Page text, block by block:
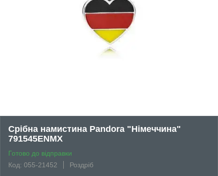
Срібна намистина Pandora "Німеччина"
791545ENMX
Готово до відправки
Код: 055-21452
Роздріб